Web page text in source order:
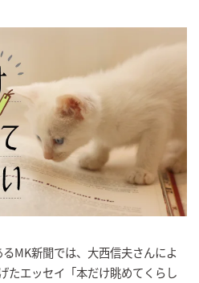
MK新聞では、大西信夫さんによ
たエッセイ「本だけ眺めてくらし